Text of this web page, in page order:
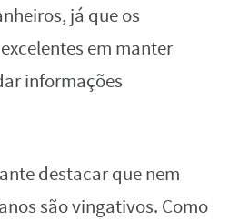
já que os
em manter
informações
destacar que nem
são vingativos. Como